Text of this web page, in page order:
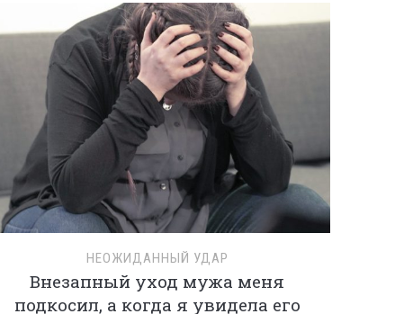
НЕОЖИДАННЫЙ УДАР
Внезапный уход мужа меня
подкосил, а когда я увидела его